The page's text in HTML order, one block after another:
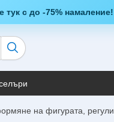
тук с до -75% намаление!
на фигурата,